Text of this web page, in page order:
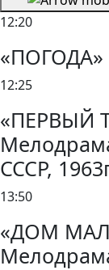
12:20
«ПОГОДА»
12:25
«ПЕРВЫЙ
СССР,
13:50
«ДОМ